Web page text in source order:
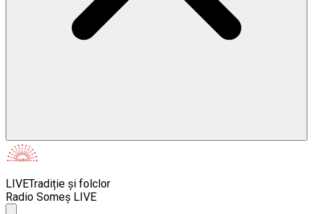
LIVETradiție și folclor
Radio Someș LIVE